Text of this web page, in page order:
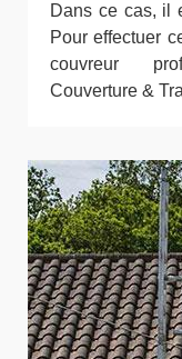
Dans ce cas, il
Pour effectuer
couvreur
Couverture &